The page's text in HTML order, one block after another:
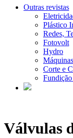
Outras revistas
Plástico
Redes,
Fotovolt
Hydro
Corte e
Válvulas